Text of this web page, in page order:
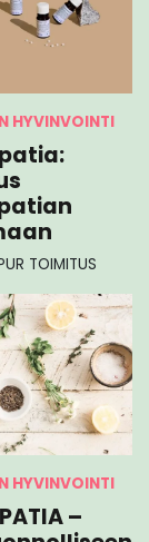
HYVINVOINTI
TOIMITUS
HYVINVOINTI
–